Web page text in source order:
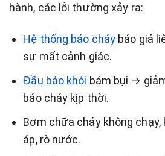
hành, các lỗi thường xảy ra:
Hệ thống báo cháy báo giả
sự mất cảnh giác.
Đầu báo khói bám bụi →
báo cháy kịp thời.
Bơm chữa cháy không chạy,
áp, rò nước.